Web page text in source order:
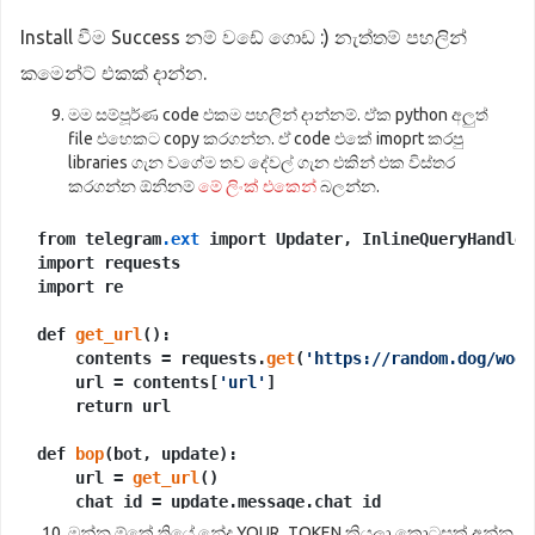
Install වීම Success නම් වඩේ ගොඩ :) නැත්තම් පහලින්
කමෙන්ට් එකක් දාන්න.
මම සම්පූර්ණ code එකම පහලින් දාන්නම්. ඒක python අලුත්
file එහෙකට copy කරගන්න. ඒ code එකේ imoprt කරපු
libraries ගැන වගේම තව දේවල් ගැන එකින් එක විස්තර
කරගන්න ඕනිනම්මේ ලිංක් එකෙන්බලන්න.
from telegram.ext import Updater, InlineQueryHandler,
import requests
import re
def get_url():
    contents = requests.
get( 'https://random.dog/
    url = contents[
'url' ]
    return url
def bop(bot, update):
    url =
get_url()
    chat_id = update.message.chat_id
    bot.
send_photo(chat_id=chat_id, photo=url)